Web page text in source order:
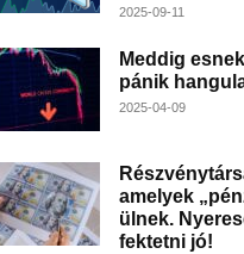
2025-09-11
Meddig
pánik
2025-04-09
amelyek
ülnek.
fektetni jó!